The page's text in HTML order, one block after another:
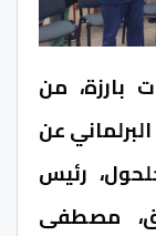
بارزة، من
عن
رئيس
مصطفى